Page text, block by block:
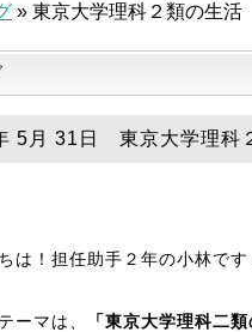
» 東京大学理科２類の生活
5月 31日 東京大学理科
は！担任助手２年の小林です
ーマは、 「東京大学理科二類